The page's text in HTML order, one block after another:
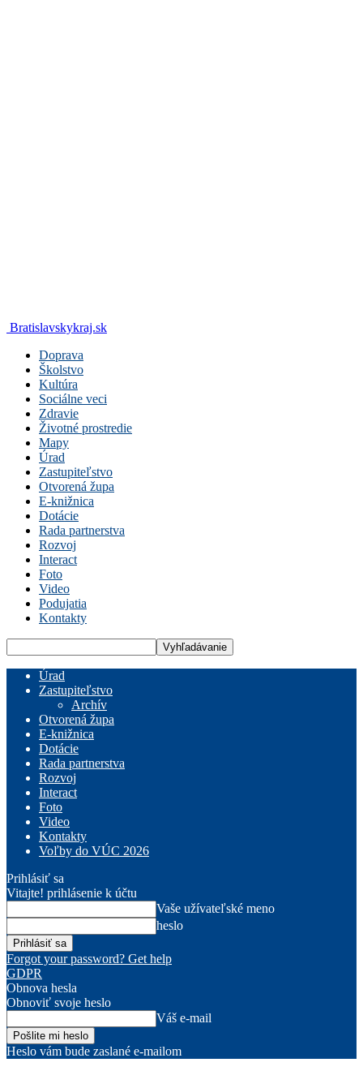
Bratislavskykraj.sk
Doprava
Školstvo
Kultúra
Sociálne veci
Zdravie
Životné prostredie
Mapy
Úrad
Zastupiteľstvo
Otvorená župa
E-knižnica
Dotácie
Rada partnerstva
Rozvoj
Interact
Foto
Video
Podujatia
Kontakty
Úrad
Zastupiteľstvo
Archív
Otvorená župa
E-knižnica
Dotácie
Rada partnerstva
Rozvoj
Interact
Foto
Video
Kontakty
Voľby do VÚC 2026
Prihlásiť sa
Vitajte! prihlásenie k účtu
Vaše užívateľské meno
heslo
Forgot your password? Get help
GDPR
Obnova hesla
Obnoviť svoje heslo
Váš e-mail
Heslo vám bude zaslané e-mailom